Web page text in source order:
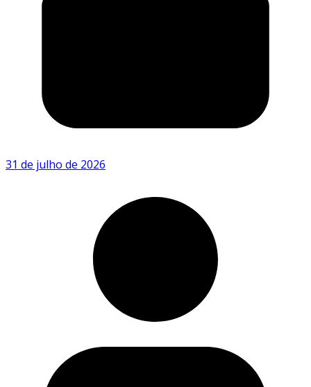
31 de julho de 2026